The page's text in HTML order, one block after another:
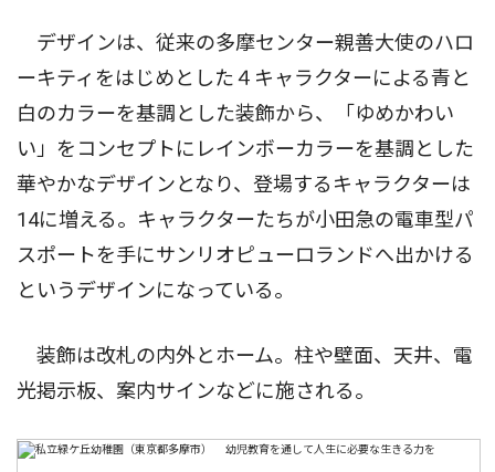
デザインは、従来の多摩センター親善大使のハロ
ーキティをはじめとした４キャラクターによる青と
白のカラーを基調とした装飾から、「ゆめかわい
い」をコンセプトにレインボーカラーを基調とした
華やかなデザインとなり、登場するキャラクターは
14に増える。キャラクターたちが小田急の電車型パ
スポートを手にサンリオピューロランドへ出かける
というデザインになっている。
装飾は改札の内外とホーム。柱や壁面、天井、電
光掲示板、案内サインなどに施される。